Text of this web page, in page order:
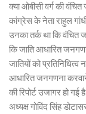
क्या ओबीसी वर्ग की वंचित
कांग्रेस के नेता राहुल
उनका तर्क था कि वंचित
कि जाति आधारित
जातियों को
आधारित जनगणना
की रिपोर्ट उजागर हो
अध्यक्ष गोविंद सिंह